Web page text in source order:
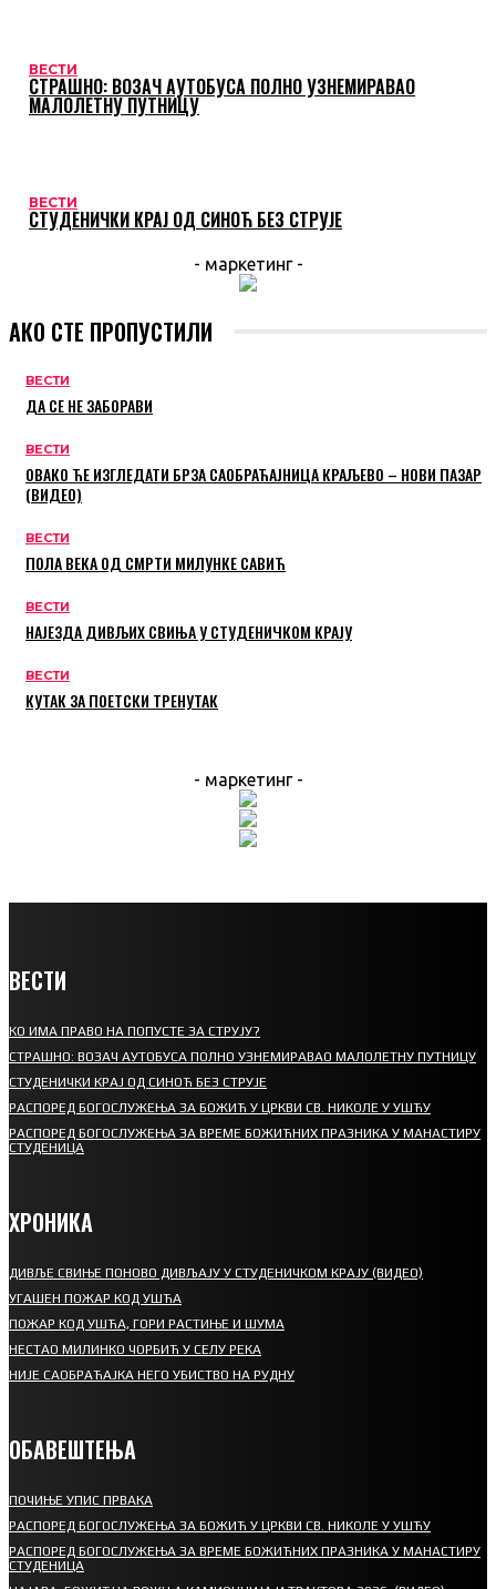
ВЕСТИ
СТРАШНО: ВОЗАЧ АУТОБУСА ПОЛНО УЗНЕМИРАВАО
МАЛОЛЕТНУ ПУТНИЦУ
ВЕСТИ
СТУДЕНИЧКИ КРАЈ ОД СИНОЋ БЕЗ СТРУЈЕ
- маркетинг -
АКО СТЕ ПРОПУСТИЛИ
ВЕСТИ
ДА СЕ НЕ ЗАБОРАВИ
ВЕСТИ
ОВАКО ЋЕ ИЗГЛЕДАТИ БРЗА САОБРАЋАЈНИЦА КРАЉЕВО – НОВИ ПАЗАР
(ВИДЕО)
ВЕСТИ
ПОЛА ВЕКА ОД СМРТИ МИЛУНКЕ САВИЋ
ВЕСТИ
НАЈЕЗДА ДИВЉИХ СВИЊА У СТУДЕНИЧКОМ КРАЈУ
ВЕСТИ
КУТАК ЗА ПОЕТСКИ ТРЕНУТАК
- маркетинг -
ВЕСТИ
КО ИМА ПРАВО НА ПОПУСТЕ ЗА СТРУЈУ?
СТРАШНО: ВОЗАЧ АУТОБУСА ПОЛНО УЗНЕМИРАВАО МАЛОЛЕТНУ ПУТНИЦУ
СТУДЕНИЧКИ КРАЈ ОД СИНОЋ БЕЗ СТРУЈЕ
РАСПОРЕД БОГОСЛУЖЕЊА ЗА БОЖИЋ У ЦРКВИ СВ. НИКОЛЕ У УШЋУ
РАСПОРЕД БОГОСЛУЖЕЊА ЗА ВРЕМЕ БОЖИЋНИХ ПРАЗНИКА У МАНАСТИРУ
СТУДЕНИЦА
ХРОНИКА
ДИВЉЕ СВИЊЕ ПОНОВО ДИВЉАЈУ У СТУДЕНИЧКОМ КРАЈУ (ВИДЕО)
УГАШЕН ПОЖАР КОД УШЋА
ПОЖАР КОД УШЋА, ГОРИ РАСТИЊЕ И ШУМА
НЕСТАО МИЛИНКО ЧОРБИЋ У СЕЛУ РЕКА
НИЈЕ САОБРАЋАЈКА НЕГО УБИСТВО НА РУДНУ
ОБАВЕШТЕЊА
ПОЧИЊЕ УПИС ПРВАКА
РАСПОРЕД БОГОСЛУЖЕЊА ЗА БОЖИЋ У ЦРКВИ СВ. НИКОЛЕ У УШЋУ
РАСПОРЕД БОГОСЛУЖЕЊА ЗА ВРЕМЕ БОЖИЋНИХ ПРАЗНИКА У МАНАСТИРУ
СТУДЕНИЦА